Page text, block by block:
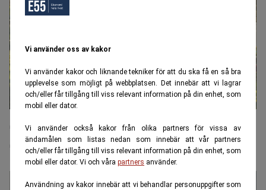
Vi använder oss av kakor
Vi använder kakor och liknande tekniker för att du ska få en så bra
upplevelse som möjligt på webbplatsen. Det innebär att vi lagrar
och/eller får tillgång till viss relevant information på din enhet, som
mobil eller dator.
Vi använder också kakor från olika partners för vissa av
ändamålen som listas nedan som innebär att vår partners
och/eller får tillgång till viss relevant information på din enhet, som
mobil eller dator. Vi och våra partners använder.
Användning av kakor innebär att vi behandlar personuppgifter som
Svenskt par blev avokadobönder i
Spanien – allt började av en slump